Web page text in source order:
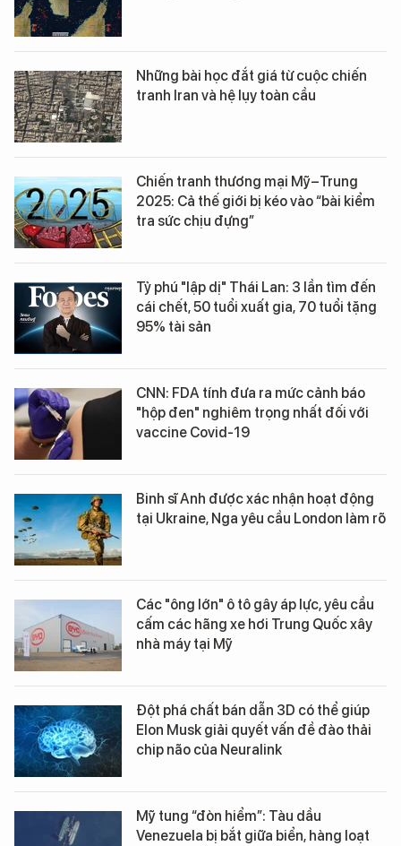
Những bài học đắt giá từ cuộc chiến
tranh Iran và hệ lụy toàn cầu
Chiến tranh thương mại Mỹ–Trung
2025: Cả thế giới bị kéo vào “bài kiểm
tra sức chịu đựng”
Tỷ phú "lập dị" Thái Lan: 3 lần tìm đến
cái chết, 50 tuổi xuất gia, 70 tuổi tặng
95% tài sản
CNN: FDA tính đưa ra mức cảnh báo
"hộp đen" nghiêm trọng nhất đối với
vaccine Covid-19
Binh sĩ Anh được xác nhận hoạt động
tại Ukraine, Nga yêu cầu London làm rõ
Các "ông lớn" ô tô gây áp lực, yêu cầu
cấm các hãng xe hơi Trung Quốc xây
nhà máy tại Mỹ
Đột phá chất bán dẫn 3D có thể giúp
Elon Musk giải quyết vấn đề đào thải
chip não của Neuralink
Mỹ tung “đòn hiểm”: Tàu dầu
Venezuela bị bắt giữa biển, hàng loạt